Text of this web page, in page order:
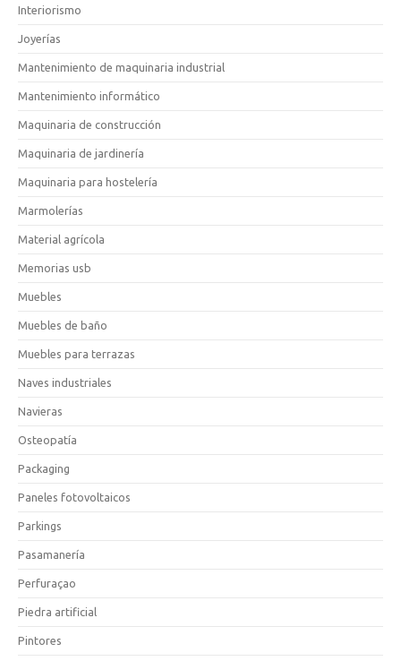
Interiorismo
Joyerías
Mantenimiento de maquinaria industrial
Mantenimiento informático
Maquinaria de construcción
Maquinaria de jardinería
Maquinaria para hostelería
Marmolerías
Material agrícola
Memorias usb
Muebles
Muebles de baño
Muebles para terrazas
Naves industriales
Navieras
Osteopatía
Packaging
Paneles fotovoltaicos
Parkings
Pasamanería
Perfuraçao
Piedra artificial
Pintores